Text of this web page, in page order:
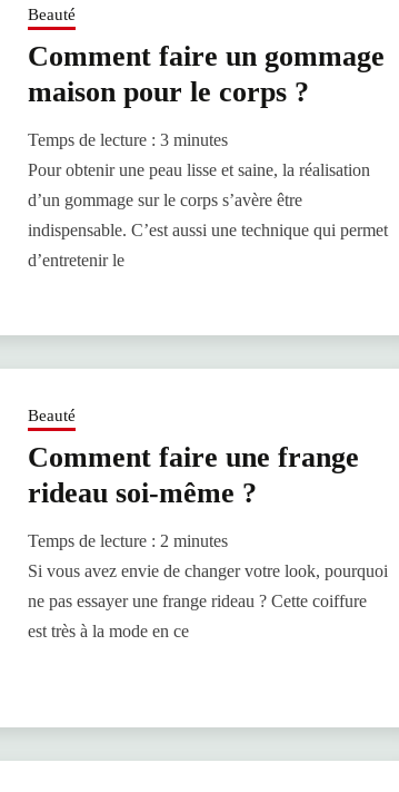
Beauté
Comment faire un gommage
maison pour le corps ?
Temps de lecture : 3 minutes
Pour obtenir une peau lisse et saine, la réalisation
d’un gommage sur le corps s’avère être
indispensable. C’est aussi une technique qui permet
d’entretenir le
Beauté
Comment faire une frange
rideau soi-même ?
Temps de lecture : 2 minutes
Si vous avez envie de changer votre look, pourquoi
ne pas essayer une frange rideau ? Cette coiffure
est très à la mode en ce